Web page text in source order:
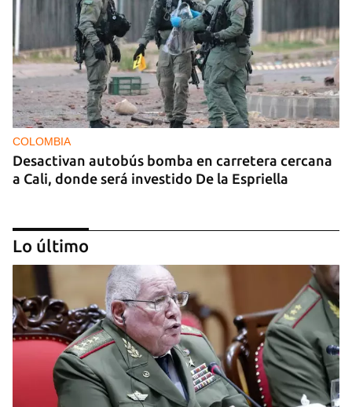
COLOMBIA
Desactivan autobús bomba en carretera cercana
a Cali, donde será investido De la Espriella
Lo último